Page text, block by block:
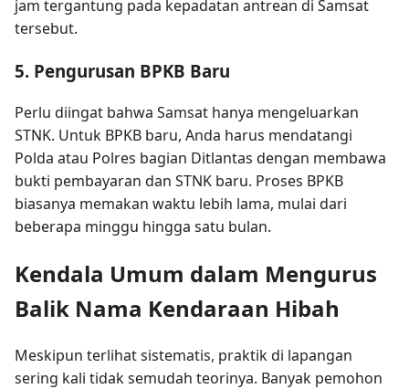
jam tergantung pada kepadatan antrean di Samsat
tersebut.
5. Pengurusan BPKB Baru
Perlu diingat bahwa Samsat hanya mengeluarkan
STNK. Untuk BPKB baru, Anda harus mendatangi
Polda atau Polres bagian Ditlantas dengan membawa
bukti pembayaran dan STNK baru. Proses BPKB
biasanya memakan waktu lebih lama, mulai dari
beberapa minggu hingga satu bulan.
Kendala Umum dalam Mengurus
Balik Nama Kendaraan Hibah
Meskipun terlihat sistematis, praktik di lapangan
sering kali tidak semudah teorinya. Banyak pemohon